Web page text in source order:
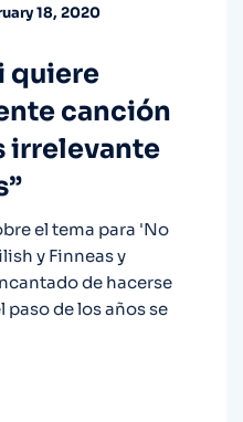
18, 2020
quiere
canción
irrelevante
el tema para 'No
y Finneas y
de hacerse
de los años se